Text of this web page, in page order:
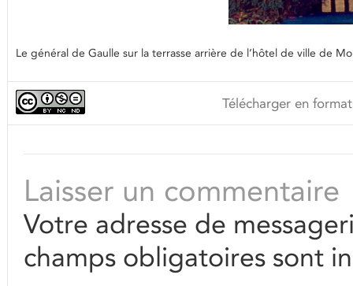
Le général de Gaulle sur la terrasse arrière de l’hôtel de ville de
Télécharger en
Laisser un commentaire
Votre adresse de
champs obligatoires sont